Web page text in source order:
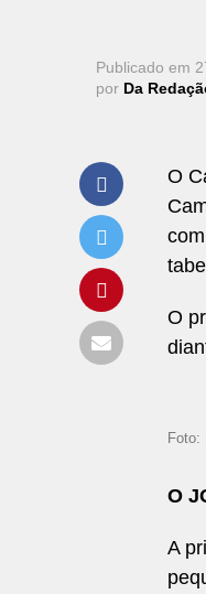
Publicado em
por Da
O
O
Foto:
O
A